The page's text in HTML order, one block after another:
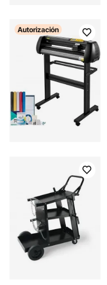
Autorización